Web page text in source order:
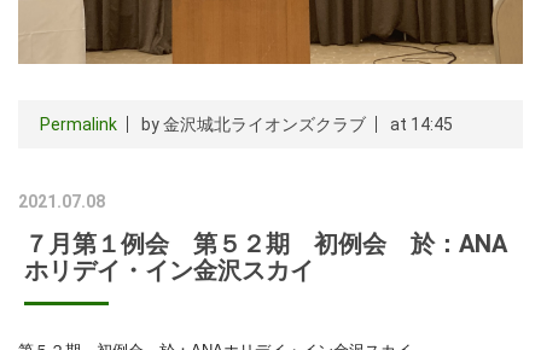
Permalink by 金沢城北ライオンズクラブ at 14:45
2021.07.08
７月第１例会 第５２期 初例会 於：ANA
ホリデイ・イン金沢スカイ